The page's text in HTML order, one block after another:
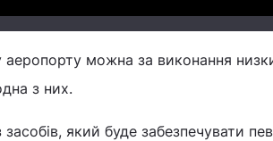
можна за виконання
з них.
який буде забезпечувати